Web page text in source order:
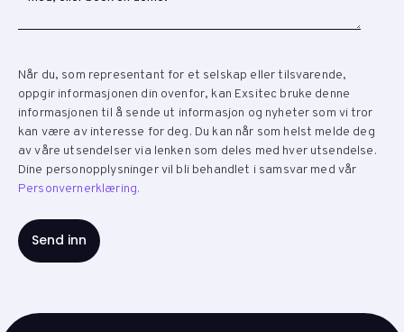
Når du, som representant for et selskap eller tilsvarende,
oppgir informasjonen din ovenfor, kan Exsitec bruke denne
informasjonen til å sende ut informasjon og nyheter som vi tror
kan være av interesse for deg. Du kan når som helst melde deg
av våre utsendelser via lenken som deles med hver utsendelse.
Dine personopplysninger vil bli behandlet i samsvar med vår
Personvernerklæring.